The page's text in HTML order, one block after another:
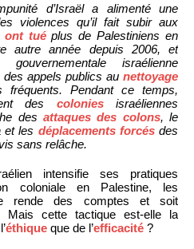
d’Israël a alimenté une
violences qu’il fait subir aux
ont tuéplus de Palestiniens en
autre année depuis 2006, et
gouvernementale israélienne
des appels publics au nettoyage
Pendant ce temps,
des coloniesisraéliennes
des attaques des colons, le
et les déplacements forcésdes
sans relâche.
intensifie ses pratiques
coloniale en Palestine, les
rende des comptes et soit
Mais cette tactique est-elle la
éthique que de l’efficacité ?